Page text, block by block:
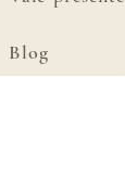
Blog